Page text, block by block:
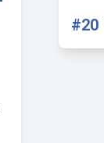
#20